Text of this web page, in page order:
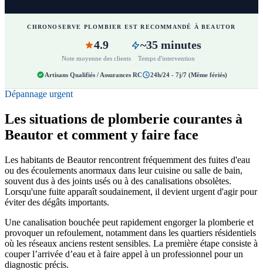
CHRONOSERVE PLOMBIER EST RECOMMANDÉ À BEAUTOR
4.9
Note moyenne des clients
~35 minutes
Temps d'intervention
Artisans Qualifiés / Assurances RC 24h/24 - 7j/7 (Même fériés)
Dépannage urgent
Les situations de plomberie courantes à
Beautor et comment y faire face
Les habitants de Beautor rencontrent fréquemment des fuites d'eau
ou des écoulements anormaux dans leur cuisine ou salle de bain,
souvent dus à des joints usés ou à des canalisations obsolètes.
Lorsqu'une fuite apparaît soudainement, il devient urgent d'agir pour
éviter des dégâts importants.
Une canalisation bouchée peut rapidement engorger la plomberie et
provoquer un refoulement, notamment dans les quartiers résidentiels
où les réseaux anciens restent sensibles. La première étape consiste à
couper l’arrivée d’eau et à faire appel à un professionnel pour un
diagnostic précis.